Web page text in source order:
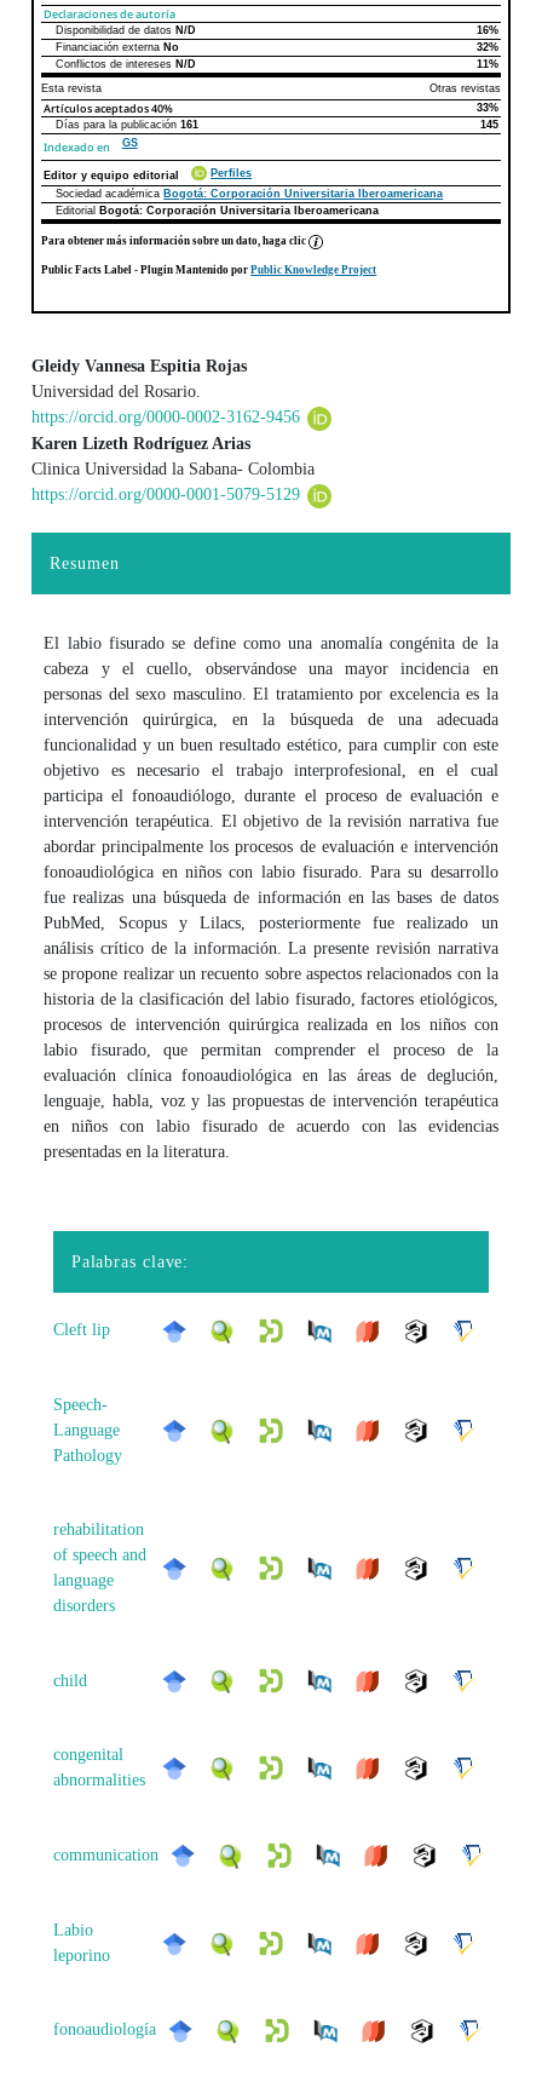
Declaraciones de autoría
Declaraciones de autoríaEste artículo
Disponibilidad de datos N/D
16%
Financiación externa No
32%
Conflictos de intereses N/D
11%
Esta revista
Otras revistas
Artículos aceptados40%
33%
Días para la publicación161 145
Indexado en GS
Editor y equipo editorial
Perfiles
Sociedad académica Bogotá: Corporación Universitaria Iberoamericana
Editorial
Bogotá: Corporación Universitaria Iberoamericana
Para obtener más información sobre un dato, haga clic
Public Facts Label - Plugin Mantenido porPublic Knowledge Project
Contenido principal del artículo
Gleidy Vannesa Espitia Rojas
Universidad del Rosario.
https://orcid.org/0000-0002-3162-9456
Karen Lizeth Rodríguez Arias
Clinica Universidad la Sabana- Colombia
https://orcid.org/0000-0001-5079-5129
Resumen
El labio fisurado se define como una anomalía congénita de la
cabeza y el cuello, observándose una mayor incidencia en
personas del sexo masculino. El tratamiento por excelencia es la
intervención quirúrgica, en la búsqueda de una adecuada
funcionalidad y un buen resultado estético, para cumplir con este
objetivo es necesario el trabajo interprofesional, en el cual
participa el fonoaudiólogo, durante el proceso de evaluación e
intervención terapéutica. El objetivo de la revisión narrativa fue
abordar principalmente los procesos de evaluación e intervención
fonoaudiológica en niños con labio fisurado. Para su desarrollo
fue realizas una búsqueda de información en las bases de datos
PubMed, Scopus y Lilacs, posteriormente fue realizado un
análisis crítico de la información. La presente revisión narrativa
se propone realizar un recuento sobre aspectos relacionados con la
historia de la clasificación del labio fisurado, factores etiológicos,
procesos de intervención quirúrgica realizada en los niños con
labio fisurado, que permitan comprender el proceso de la
evaluación clínica fonoaudiológica en las áreas de deglución,
lenguaje, habla, voz y las propuestas de intervención terapéutica
en niños con labio fisurado de acuerdo con las evidencias
presentadas en la literatura.
Palabras clave:
Cleft lip
Speech-
Language
Pathology
rehabilitation
of speech and
language
disorders
child
congenital
abnormalities
communication
Labio
leporino
fonoaudiología